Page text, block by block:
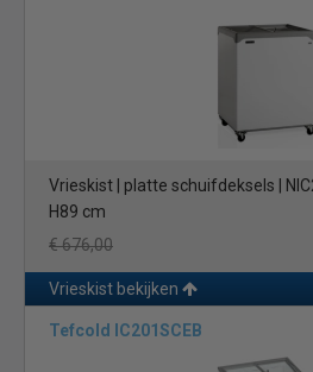
Vrieskist | platte schuifdeksels |
H89 cm
€ 676,00
Vrieskist bekijken
Tefcold IC201SCEB